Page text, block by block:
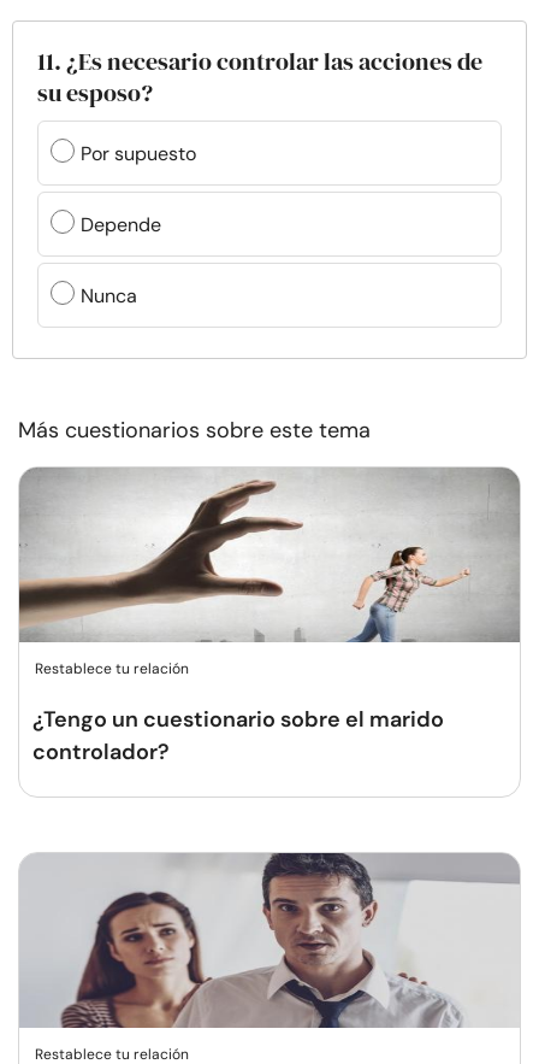
11. ¿Es necesario controlar las acciones de
su esposo?
Por supuesto
Depende
Nunca
Más cuestionarios sobre este tema
Restablece tu relación
¿Tengo un cuestionario sobre el marido
controlador?
Restablece tu relación